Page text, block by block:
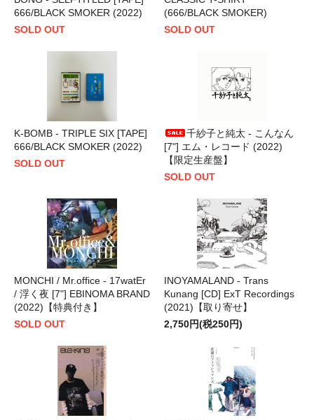
666/BLACK SMOKER (2022)
SOLD OUT
(666/BLACK SMOKER)
SOLD OUT
K-BOMB - TRIPLE SIX [TAPE]
666/BLACK SMOKER (2022)
SOLD OUT
千紗子と純太 - こんなん
[7"] エム・レコード (2022)
【限定生産盤】
SOLD OUT
MONCHI / Mr.office - 17watEr
/ 浮く夜 [7"] EBINOMA BRAND
(2022)【特典付き】
SOLD OUT
INOYAMALAND - Trans
Kunang [CD] ExT Recordings
(2021)【取り寄せ】
2,750円(税250円)